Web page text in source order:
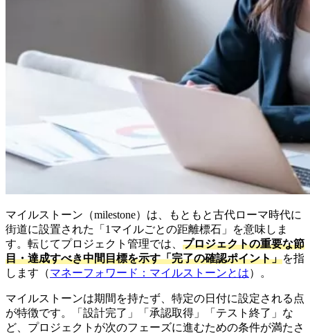
マイルストーン（milestone）は、もともと古代ローマ時代に
街道に設置された「1マイルごとの距離標石」を意味しま
す。転じてプロジェクト管理では、 プロジェクトの重要な節
目・達成すべき中間目標を示す「完了の確認ポイント」を指
します（マネーフォワード：マイルストーンとは）。
マイルストーンは期間を持たず、特定の日付に設定される点
が特徴です。「設計完了」「承認取得」「テスト終了」な
ど、プロジェクトが次のフェーズに進むための条件が満たさ